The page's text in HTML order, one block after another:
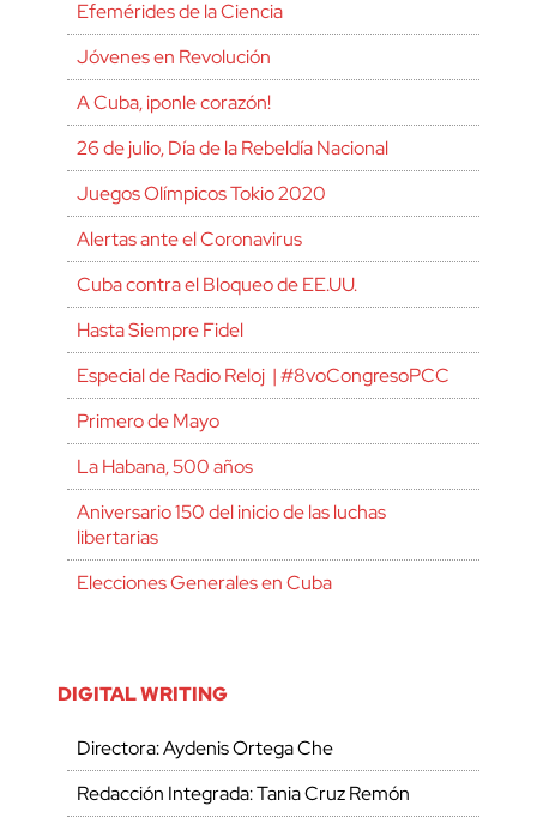
Efemérides de la Ciencia
Jóvenes en Revolución
A Cuba, ¡ponle corazón!
26 de julio, Día de la Rebeldía Nacional
Juegos Olímpicos Tokio 2020
Alertas ante el Coronavirus
Cuba contra el Bloqueo de EE.UU.
Hasta Siempre Fidel
Especial de Radio Reloj | #8voCongresoPCC
Primero de Mayo
La Habana, 500 años
Aniversario 150 del inicio de las luchas
libertarias
Elecciones Generales en Cuba
DIGITAL WRITING
Directora: Aydenis Ortega Che
Redacción Integrada: Tania Cruz Remón